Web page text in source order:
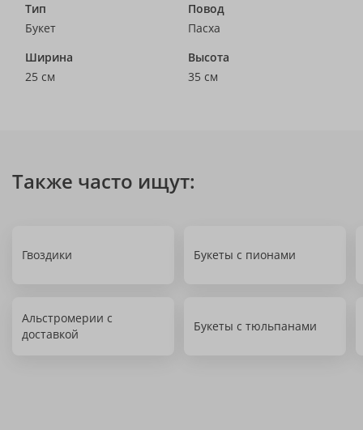
Тип
Букет
Повод
Пасха
Ширина
25 см
Высота
35 см
Также часто ищут:
Гвоздики Букеты с пионами
Альстромерии с
доставкой
Букеты с тюльпанами